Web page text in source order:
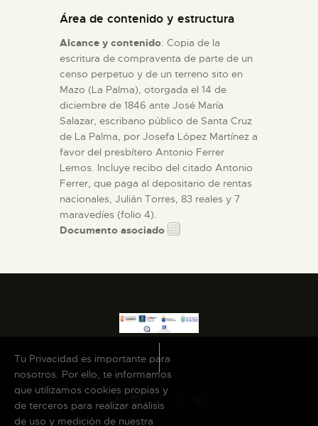
Área de contenido y estructura
Alcance y contenido: Copia de la
escritura de compraventa de parte de un
censo perpetuo y de un terreno sito en
Mazo (La Palma), otorgada el 14 de
diciembre de 1846 ante José María
Salazar, escribano público de Santa Cruz
de La Palma, por Josefa López Martínez a
favor del presbítero Antonio Ferrer
Lemos. Incluye recibo del citado Antonio
Ferrer, que paga al depositario de rentas
nacionales, Julián Torres, 83 reales y 7
maravedíes (folio 4).
Documento asociado
Tu Privacidad es importante para
nosotros. Por ello, te informamos
que utilizamos cookies propias y
de terceros para realizar análisis
de uso y medición de nuestra